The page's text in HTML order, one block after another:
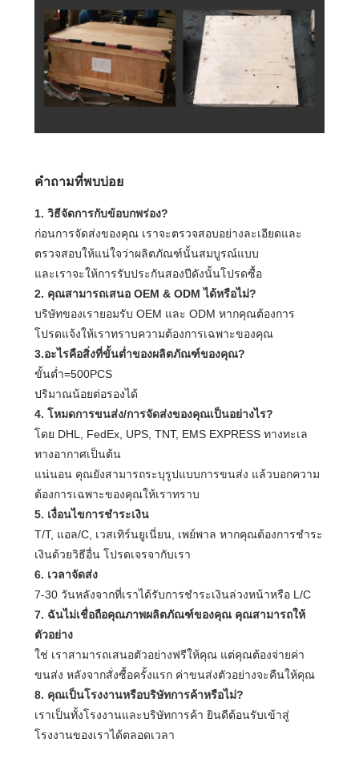
คำถามที่พบบ่อย
1. วิธีจัดการกับข้อบกพร่อง?
ก่อนการจัดส่งของคุณ เราจะตรวจสอบอย่างละเอียดและ
ตรวจสอบให้แน่ใจว่าผลิตภัณฑ์นั้นสมบูรณ์แบบ
และเราจะให้การรับประกันสองปีดังนั้นโปรดซื้อ
2. คุณสามารถเสนอ OEM & ODM ได้หรือไม่?
บริษัทของเรายอมรับ OEM และ ODM หากคุณต้องการ
โปรดแจ้งให้เราทราบความต้องการเฉพาะของคุณ
3.อะไรคือสิ่งที่ขั้นต่ำของผลิตภัณฑ์ของคุณ?
ขั้นต่ำ=500PCS
ปริมาณน้อยต่อรองได้
4. โหมดการขนส่ง/การจัดส่งของคุณเป็นอย่างไร?
โดย DHL, FedEx, UPS, TNT, EMS EXPRESS ทางทะเล
ทางอากาศเป็นต้น
แน่นอน คุณยังสามารถระบุรูปแบบการขนส่ง แล้วบอกความ
ต้องการเฉพาะของคุณให้เราทราบ
5. เงื่อนไขการชำระเงิน
T/T, แอล/C, เวสเทิร์นยูเนี่ยน, เพย์พาล หากคุณต้องการชำระ
เงินด้วยวิธีอื่น โปรดเจรจากับเรา
6. เวลาจัดส่ง
7-30 วันหลังจากที่เราได้รับการชำระเงินล่วงหน้าหรือ L/C
7. ฉันไม่เชื่อถือคุณภาพผลิตภัณฑ์ของคุณ คุณสามารถให้
ตัวอย่าง
ใช่ เราสามารถเสนอตัวอย่างฟรีให้คุณ แต่คุณต้องจ่ายค่า
ขนส่ง หลังจากสั่งซื้อครั้งแรก ค่าขนส่งตัวอย่างจะคืนให้คุณ
8. คุณเป็นโรงงานหรือบริษัทการค้าหรือไม่?
เราเป็นทั้งโรงงานและบริษัทการค้า ยินดีต้อนรับเข้าสู่
โรงงานของเราได้ตลอดเวลา